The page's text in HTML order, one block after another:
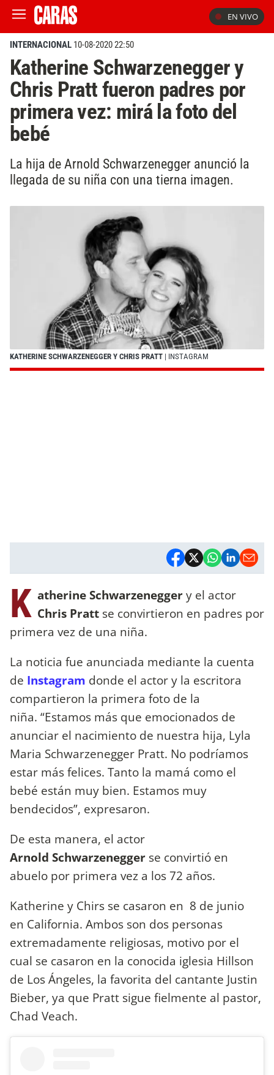
EN VIVO
INTERNACIONAL 10-08-2020 22:50
Katherine Schwarzenegger y
Chris Pratt fueron padres por
primera vez: mirá la foto del
bebé
La hija de Arnold Schwarzenegger anunció la
llegada de su niña con una tierna imagen.
KATHERINE SCHWARZENEGGER Y CHRIS PRATT | INSTAGRAM
K atherine Schwarzeneggery el actor
Chris Pratt se convirtieron en padres por
primera vez de una niña.
La noticia fue anunciada mediante la cuenta
de Instagram donde el actor y la escritora
compartieron la primera foto de la
niña. “Estamos más que emocionados de
anunciar el nacimiento de nuestra hija, Lyla
Maria Schwarzenegger Pratt. No podríamos
estar más felices. Tanto la mamá como el
bebé están muy bien. Estamos muy
bendecidos”, expresaron.
De esta manera, el actor
Arnold Schwarzenegger se convirtió en
abuelo por primera vez a los 72 años.
Katherine y Chirs se casaron en 8 de junio
en California. Ambos son dos personas
extremadamente religiosas, motivo por el
cual se casaron en la conocida iglesia Hillson
de Los Ángeles, la favorita del cantante Justin
Bieber, ya que Pratt sigue fielmente al pastor,
Chad Veach.